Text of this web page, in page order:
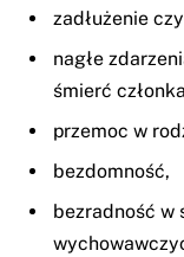
zadłużenie
nagłe
śmierć
przemoc w
bezdomność,
bezradność w